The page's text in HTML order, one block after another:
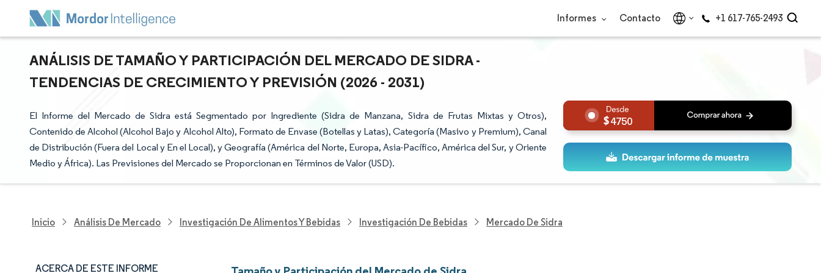
Informes Contacto +1 617-765-2493
ANÁLISIS DE TAMAÑO Y PARTICIPACIÓN DEL MERCADO DE SIDRA -
TENDENCIAS DE CRECIMIENTO Y PREVISIÓN (2026 - 2031)
El Informe del Mercado de Sidra está Segmentado por Ingrediente (Sidra de Manzana, Sidra de Frutas Mixtas y Otros),
Contenido de Alcohol (Alcohol Bajo y Alcohol Alto), Formato de Envase (Botellas y Latas), Categoría (Masivo y Premium), Canal
de Distribución (Fuera del Local y En el Local), y Geografía (América del Norte, Europa, Asia-Pacífico, América del Sur, y Oriente
Medio y África). Las Previsiones del Mercado se Proporcionan en Términos de Valor (USD).
4750
Inicio Análisis De Mercado Investigación De Alimentos Y Bebidas Investigación De Bebidas Mercado De Sidra
ACERCA DE ESTE INFORME